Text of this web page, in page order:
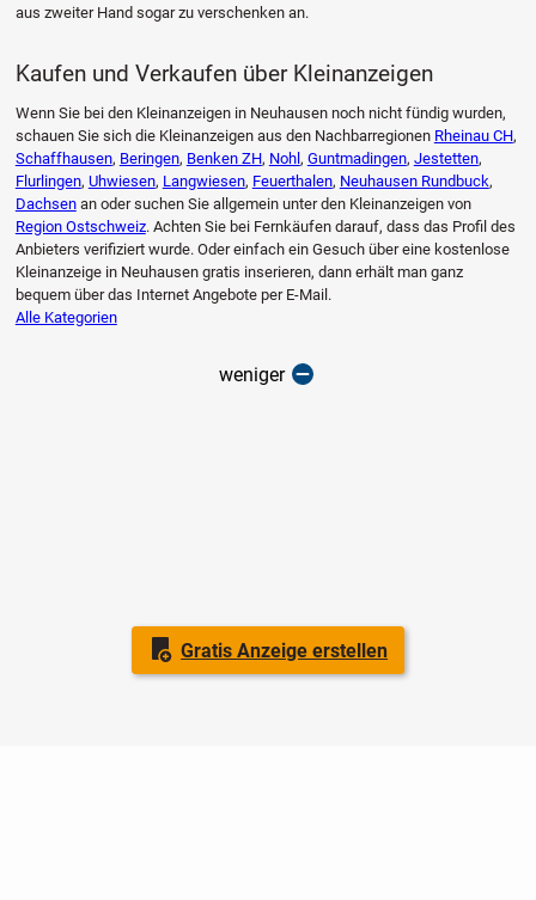
Gratis Anzeige erstellen
aus zweiter Hand sogar zu verschenken an.
Kaufen und Verkaufen über Kleinanzeigen
Wenn Sie bei den Kleinanzeigen in Neuhausen noch nicht fündig wurden,
schauen Sie sich die Kleinanzeigen aus den Nachbarregionen Rheinau CH,
Schaffhausen, Beringen, Benken ZH, Nohl, Guntmadingen, Jestetten,
Flurlingen, Uhwiesen, Langwiesen, Feuerthalen, Neuhausen Rundbuck,
Dachsenan oder suchen Sie allgemein unter den Kleinanzeigen von
Region Ostschweiz. Achten Sie bei Fernkäufen darauf, dass das Profil des
Anbieters verifiziert wurde. Oder einfach ein Gesuch über eine kostenlose
Kleinanzeige in Neuhausen gratis inserieren, dann erhält man ganz
bequem über das Internet Angebote per E-Mail.
Alle Kategorien
weniger